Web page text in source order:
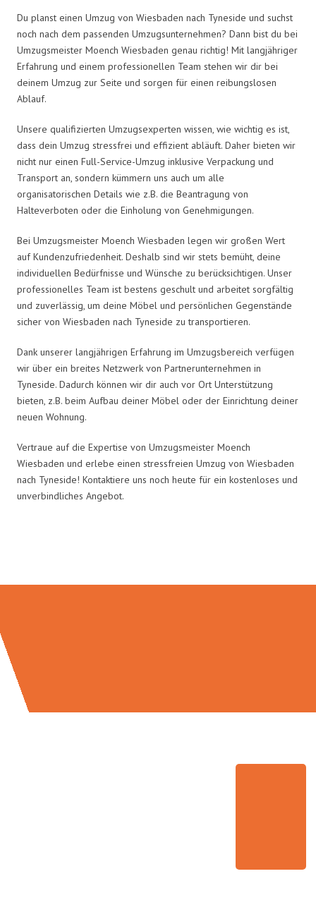
Du planst einen Umzug von Wiesbaden nach Tyneside und suchst
noch nach dem passenden Umzugsunternehmen? Dann bist du bei
Umzugsmeister Moench Wiesbaden genau richtig! Mit langjähriger
Erfahrung und einem professionellen Team stehen wir dir bei
deinem Umzug zur Seite und sorgen für einen reibungslosen
Ablauf.
Unsere qualifizierten Umzugsexperten wissen, wie wichtig es ist,
dass dein Umzug stressfrei und effizient abläuft. Daher bieten wir
nicht nur einen Full-Service-Umzug inklusive Verpackung und
Transport an, sondern kümmern uns auch um alle
organisatorischen Details wie z.B. die Beantragung von
Halteverboten oder die Einholung von Genehmigungen.
Bei Umzugsmeister Moench Wiesbaden legen wir großen Wert
auf Kundenzufriedenheit. Deshalb sind wir stets bemüht, deine
individuellen Bedürfnisse und Wünsche zu berücksichtigen. Unser
professionelles Team ist bestens geschult und arbeitet sorgfältig
und zuverlässig, um deine Möbel und persönlichen Gegenstände
sicher von Wiesbaden nach Tyneside zu transportieren.
Dank unserer langjährigen Erfahrung im Umzugsbereich verfügen
wir über ein breites Netzwerk von Partnerunternehmen in
Tyneside. Dadurch können wir dir auch vor Ort Unterstützung
bieten, z.B. beim Aufbau deiner Möbel oder der Einrichtung deiner
neuen Wohnung.
Vertraue auf die Expertise von Umzugsmeister Moench
Wiesbaden und erlebe einen stressfreien Umzug von Wiesbaden
nach Tyneside! Kontaktiere uns noch heute für ein kostenloses und
unverbindliches Angebot.